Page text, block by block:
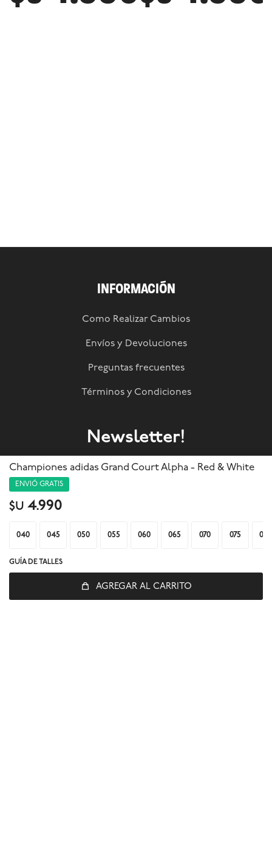
Championes adidas Grand Court Alpha - Red & White
ENVIÓ GRATIS
$U 4.990
040 045 050 055 060 065 070 075 080
GUÍA DE TALLES
AGREGAR AL CARRITO
INFORMACIÓN
Como Realizar Cambios
Envíos y Devoluciones
Preguntas frecuentes
Términos y Condiciones
Newsletter!
Suscribite a nuestra newsletter y enterate de todas las